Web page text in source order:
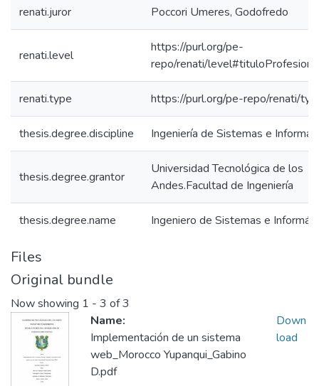
renati.juror Poccori Umeres, Godofredo
renati.level
https://purl.org/pe-
repo/renati/
renati.type https://purl.org/pe-repo/renati/
thesis.degree.discipline Ingeniería de Sistemas e
thesis.degree.grantor
Universidad Tecnológica de los
Andes.Facultad de Ingeniería
thesis.degree.name Ingeniero de Sistemas e
Files
Original bundle
Now showing 1 - 3 of 3
Name:
Implementación de un sistema
web_Morocco Yupanqui_Gabino
D.pdf
Down
load